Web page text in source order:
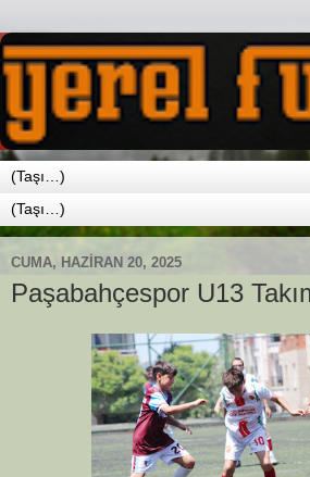
CUMA, HAZIRAN 20, 2025
Paşabahçespor U13